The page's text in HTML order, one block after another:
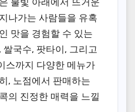
나가는 사람들을 유혹
맛을 경험할 수 있는
국수, 팟타이, 그리고
스까지 다양한 메뉴가
, 노점에서 판매하는
의 진정한 매력을 느낄